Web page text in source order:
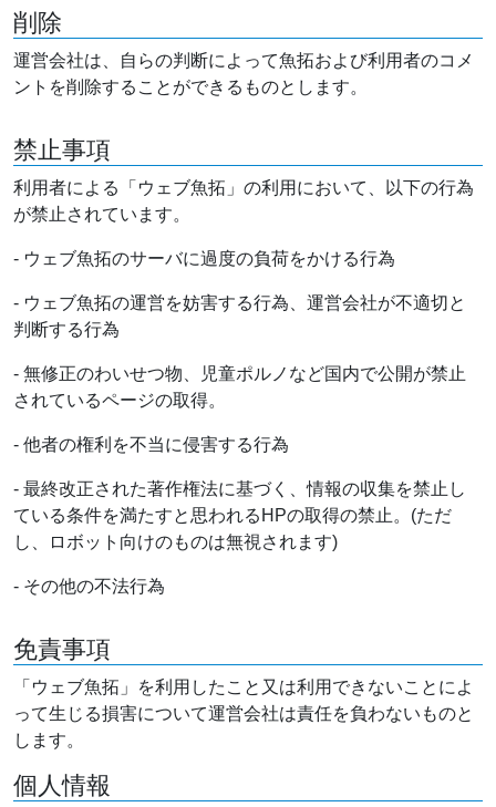
削除
運営会社は、自らの判断によって魚拓および利用者のコメ
ントを削除することができるものとします。
禁止事項
利用者による「ウェブ魚拓」の利用において、以下の行為
が禁止されています。
- ウェブ魚拓のサーバに過度の負荷をかける行為
- ウェブ魚拓の運営を妨害する行為、運営会社が不適切と
判断する行為
- 無修正のわいせつ物、児童ポルノなど国内で公開が禁止
されているページの取得。
- 他者の権利を不当に侵害する行為
- 最終改正された著作権法に基づく、情報の収集を禁止し
ている条件を満たすと思われるHPの取得の禁止。(ただ
し、ロボット向けのものは無視されます)
- その他の不法行為
免責事項
「ウェブ魚拓」を利用したこと又は利用できないことによ
って生じる損害について運営会社は責任を負わないものと
します。
個人情報